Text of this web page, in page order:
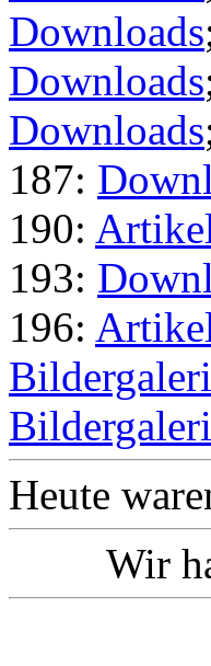
Downloads
Downloads
Downloads
187:
190:
193:
196:
Heute
Wir